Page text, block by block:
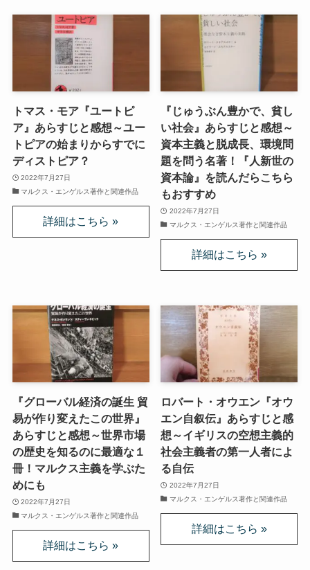
蜷川幸雄と現代演劇
イギリスの文豪ディケンズ
ドイツの大詩人ゲーテを味わう
哲学者ショーペンハウアーに学ぶ
カフカの街プラハとチェコ文学
ローマ帝国の興亡とバチカン、ローマカトリック
奇跡の音楽家メンデルスゾーンの驚異の人生
クラシック・西洋美術から見るヨーロッパ
夢の国ディズニーランド研究
その他おすすめ本
世界一周記
タンザニア・トルコ編
トマス・モア『ユートピ
ア』あらすじと感想～ユー
トピアの始まりからすでに
ディストピア？
2022年7月27日
マルクス・エンゲルス著作と関連作品
『じゅうぶん豊かで、貧し
い社会』あらすじと感想～
資本主義と脱成長、環境問
題を問う名著！『人新世の
資本論』を読んだらこちら
もおすすめ
2022年7月27日
マルクス・エンゲルス著作と関連作品
『グローバル経済の誕生 貿
易が作り変えたこの世界』
あらすじと感想～世界市場
の歴史を知るのに最適な１
冊！マルクス主義を学ぶた
めにも
2022年7月27日
マルクス・エンゲルス著作と関連作品
ロバート・オウエン『オウ
エン自叙伝』あらすじと感
想～イギリスの空想主義的
社会主義者の第一人者によ
る自伝
2022年7月27日
マルクス・エンゲルス著作と関連作品